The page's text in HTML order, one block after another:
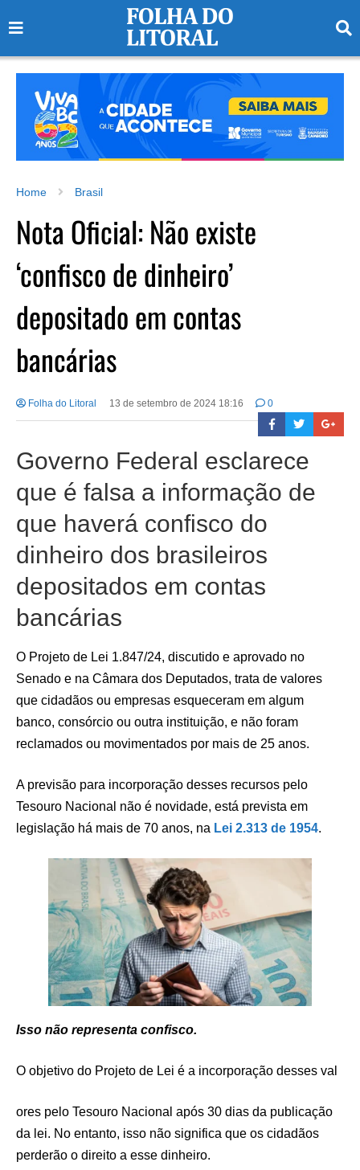
Home Brasil
Nota Oficial: Não existe
‘confisco de dinheiro’
depositado em contas
bancárias
Folha do Litoral 13 de setembro de 2024 18:16 0
Governo Federal esclarece
que é falsa a informação de
que haverá confisco do
dinheiro dos brasileiros
depositados em contas
bancárias
O Projeto de Lei 1.847/24, discutido e aprovado no
Senado e na Câmara dos Deputados, trata de valores
que cidadãos ou empresas esqueceram em algum
banco, consórcio ou outra instituição, e não foram
reclamados ou movimentados por mais de 25 anos.
A previsão para incorporação desses recursos pelo
Tesouro Nacional não é novidade, está prevista em
legislação há mais de 70 anos, na Lei 2.313 de 1954.
Isso não representa confisco.
O objetivo do Projeto de Lei é a incorporação desses val
ores pelo Tesouro Nacional após 30 dias da publicação
da lei. No entanto, isso não significa que os cidadãos
perderão o direito a esse dinheiro.